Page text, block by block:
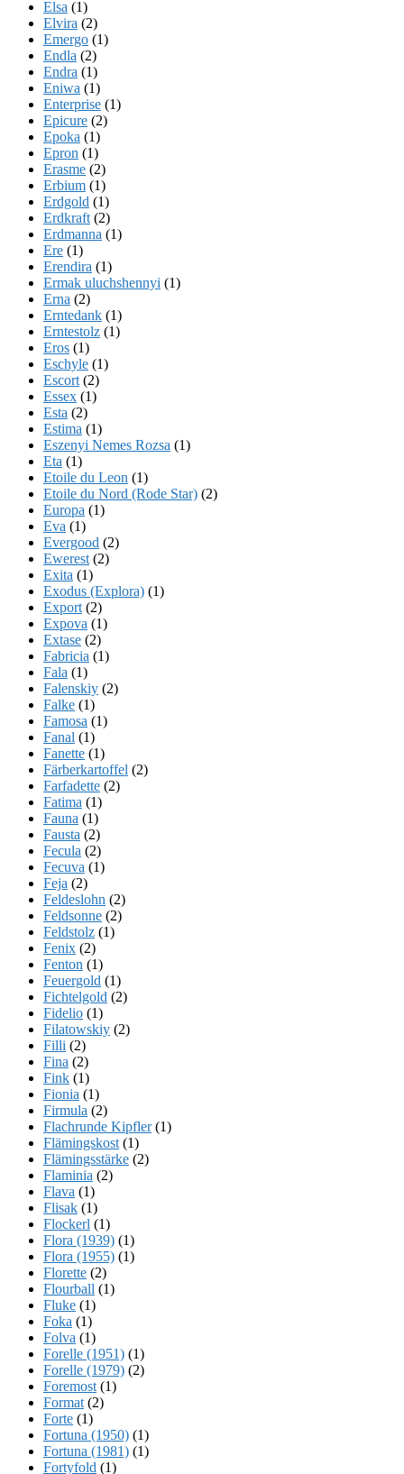
Elsa (1)
Elvira (2)
Emergo (1)
Endla (2)
Endra (1)
Eniwa (1)
Enterprise (1)
Epicure (2)
Epoka (1)
Epron (1)
Erasme (2)
Erbium (1)
Erdgold (1)
Erdkraft (2)
Erdmanna (1)
Ere (1)
Erendira (1)
Ermak uluchshennyi (1)
Erna (2)
Erntedank (1)
Erntestolz (1)
Eros (1)
Eschyle (1)
Escort (2)
Essex (1)
Esta (2)
Estima (1)
Eszenyi Nemes Rozsa (1)
Eta (1)
Etoile du Leon (1)
Etoile du Nord (Rode Star) (2)
Europa (1)
Eva (1)
Evergood (2)
Ewerest (2)
Exita (1)
Exodus (Explora) (1)
Export (2)
Expova (1)
Extase (2)
Fabricia (1)
Fala (1)
Falenskiy (2)
Falke (1)
Famosa (1)
Fanal (1)
Fanette (1)
Färberkartoffel (2)
Farfadette (2)
Fatima (1)
Fauna (1)
Fausta (2)
Fecula (2)
Fecuva (1)
Feja (2)
Feldeslohn (2)
Feldsonne (2)
Feldstolz (1)
Fenix (2)
Fenton (1)
Feuergold (1)
Fichtelgold (2)
Fidelio (1)
Filatowskiy (2)
Filli (2)
Fina (2)
Fink (1)
Fionia (1)
Firmula (2)
Flachrunde Kipfler(1)
Flämingskost (1)
Flämingsstärke (2)
Flaminia (2)
Flava (1)
Flisak (1)
Flockerl (1)
Flora (1939) (1)
Flora (1955) (1)
Florette (2)
Flourball (1)
Fluke (1)
Foka (1)
Folva (1)
Forelle (1951) (1)
Forelle (1979) (2)
Foremost (1)
Format (2)
Forte (1)
Fortuna (1950) (1)
Fortuna (1981) (1)
Fortyfold (1)